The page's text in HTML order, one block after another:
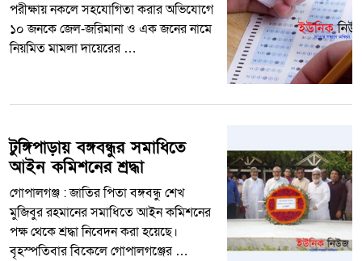
পরীক্ষায় নকলে সহযোগিতা করার অভিযোগে
১০ জনকে জেল-জরিমানা ও এক জনের নামে
নিয়মিত মামলা দায়েরের …
টুঙ্গিপাড়ায় বঙ্গবন্ধুর সমাধিতে
আইন কমিশনের শ্রদ্ধা
গোপালগঞ্জ : জাতির পিতা বঙ্গবন্ধু শেখ
মুজিবুর রহমানের সমাধিতে আইন কমিশনের
পক্ষ থেকে শ্রদ্ধা নিবেদন করা হয়েছে।
বৃহস্পতিবার বিকেলে গোপালগঞ্জের …